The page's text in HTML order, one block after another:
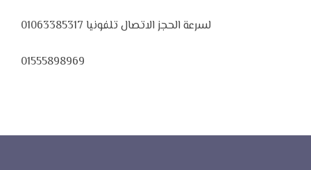
لسرعة الحجز الاتصال تلفونيا 01063385317
01555898969